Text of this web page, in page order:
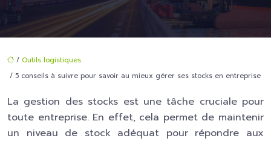
/ Outils logistiques
/ 5 conseils à suivre pour savoir au mieux gérer ses stocks en entreprise
La gestion des stocks est une tâche cruciale pour
toute entreprise. En effet, cela permet de maintenir
un niveau de stock adéquat pour répondre aux